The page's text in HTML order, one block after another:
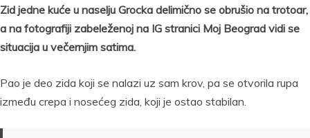
Zid jedne kuće u naselju Grocka delimično se obrušio na trotoar,
a na fotografiji zabeleženoj na IG stranici Moj Beograd vidi se
situacija u večernjim satima.
Pao je deo zida koji se nalazi uz sam krov, pa se otvorila rupa
između crepa i nosećeg zida, koji je ostao stabilan.